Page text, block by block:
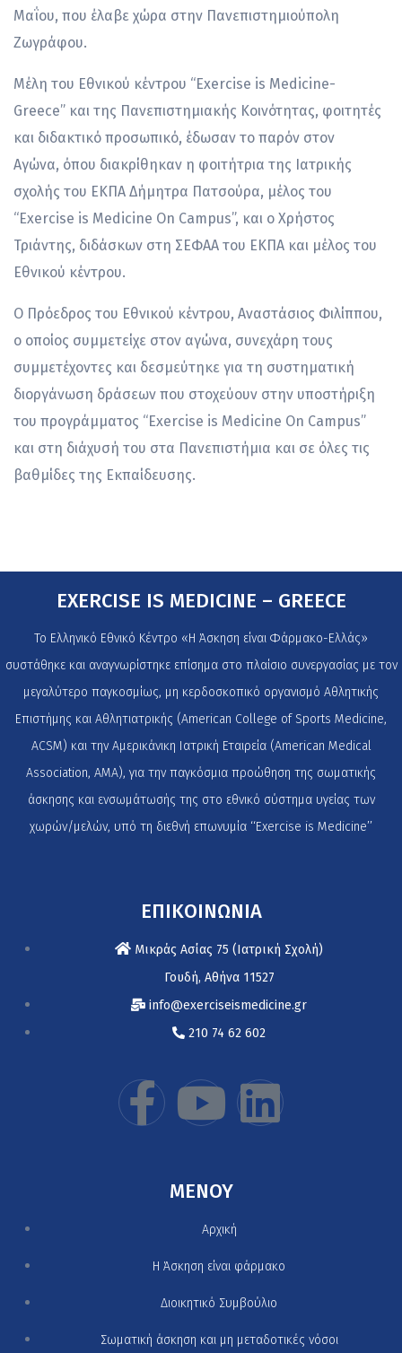
Μαΐου, που έλαβε χώρα στην Πανεπιστημιούπολη
Ζωγράφου.
Μέλη του Εθνικού κέντρου “Exercise is Medicine-
Greece” και της Πανεπιστημιακής Κοινότητας, φοιτητές
και διδακτικό προσωπικό, έδωσαν το παρόν στον
Αγώνα, όπου διακρίθηκαν η φοιτήτρια της Ιατρικής
σχολής του ΕΚΠΑ Δήμητρα Πατσούρα, μέλος του
“Exercise is Medicine On Campus”, και ο Χρήστος
Τριάντης, διδάσκων στη ΣΕΦΑΑ του ΕΚΠΑ και μέλος του
Εθνικού κέντρου.
Ο Πρόεδρος του Εθνικού κέντρου, Αναστάσιος Φιλίππου,
ο οποίος συμμετείχε στον αγώνα, συνεχάρη τους
συμμετέχοντες και δεσμεύτηκε για τη συστηματική
διοργάνωση δράσεων που στοχεύουν στην υποστήριξη
του προγράμματος “Exercise is Medicine On Campus”
και στη διάχυσή του στα Πανεπιστήμια και σε όλες τις
βαθμίδες της Εκπαίδευσης.
EXERCISE IS MEDICINE – GREECE
Το Ελληνικό Εθνικό Κέντρο «Η Άσκηση είναι Φάρμακο-Ελλάς»
συστάθηκε και αναγνωρίστηκε επίσημα στο πλαίσιο συνεργασίας με τον
μεγαλύτερο παγκοσμίως, μη κερδοσκοπικό οργανισμό Αθλητικής
Επιστήμης και Αθλητιατρικής (American College of Sports Medicine,
ACSM) και την Αμερικάνικη Ιατρική Εταιρεία (American Medical
Association, AMA), για την παγκόσμια προώθηση της σωματικής
άσκησης και ενσωμάτωσής της στο εθνικό σύστημα υγείας των
χωρών/μελών, υπό τη διεθνή επωνυμία ‘‘Exercise is Medicine’’
ΕΠΙΚΟΙΝΩΝΙΑ
Μικράς Ασίας 75 (Ιατρική Σχολή)
Γουδή, Αθήνα 11527
info@exerciseismedicine.gr
210 74 62 602
MENOY
Αρχική
H Άσκηση είναι φάρμακο
Διοικητικό Συμβούλιο
Σωματική άσκηση και μη μεταδοτικές νόσοι